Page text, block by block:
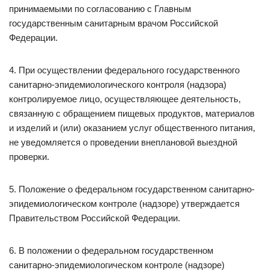
принимаемыми по согласованию с Главным
государственным санитарным врачом Российской
Федерации.
4. При осуществлении федерального государственного
санитарно-эпидемиологического контроля (надзора)
контролируемое лицо, осуществляющее деятельность,
связанную с обращением пищевых продуктов, материалов
и изделий и (или) оказанием услуг общественного питания,
не уведомляется о проведении внеплановой выездной
проверки.
5. Положение о федеральном государственном санитарно-
эпидемиологическом контроле (надзоре) утверждается
Правительством Российской Федерации.
6. В положении о федеральном государственном
санитарно-эпидемиологическом контроле (надзоре)